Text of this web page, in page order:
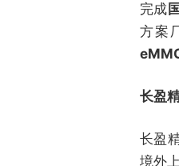
完成
方案
长盈
长盈
境外